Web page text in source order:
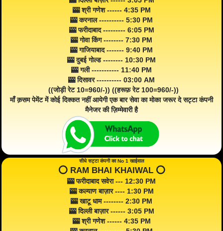
🎰 श्री गणेश ------ 4:35 PM
🎰 करनाल ---------- 5:30 PM
🎰 फरीदाबाद --------- 6:05 PM
🎰 गोवा किंग -------- 7:30 PM
🎰 गाजियाबाद ------- 9:40 PM
🎰 दुबई गोल्ड -------- 10:30 PM
🎰 गली ----------- 11:40 PM
🎰 दिसावर ---------- 03:00 AM
((जोड़ी रेट 10=960/-)) ((हरूफ़ रेट 100=960/-))
माँ क़सम पेमेंट में कोई दिक्कत नहीं आयेगी एक बार सेवा का मोका जरूर दे सट्टा कंपनी
मैनेजर की ज़िम्मेवारी है
सीधे सट्टा कंपनी का No 1 खाईवाल
⭕️ RAM BHAI KHAIWAL ⭕️
🎰 फरीदाबाद सवेरा --- 12:30 PM
🎰 कल्याण बाज़ार ---- 1:30 PM
🎰 खाटू धाम -------- 2:30 PM
🎰 दिल्ली बाज़ार ------ 3:05 PM
🎰 श्री गणेश ------ 4:35 PM